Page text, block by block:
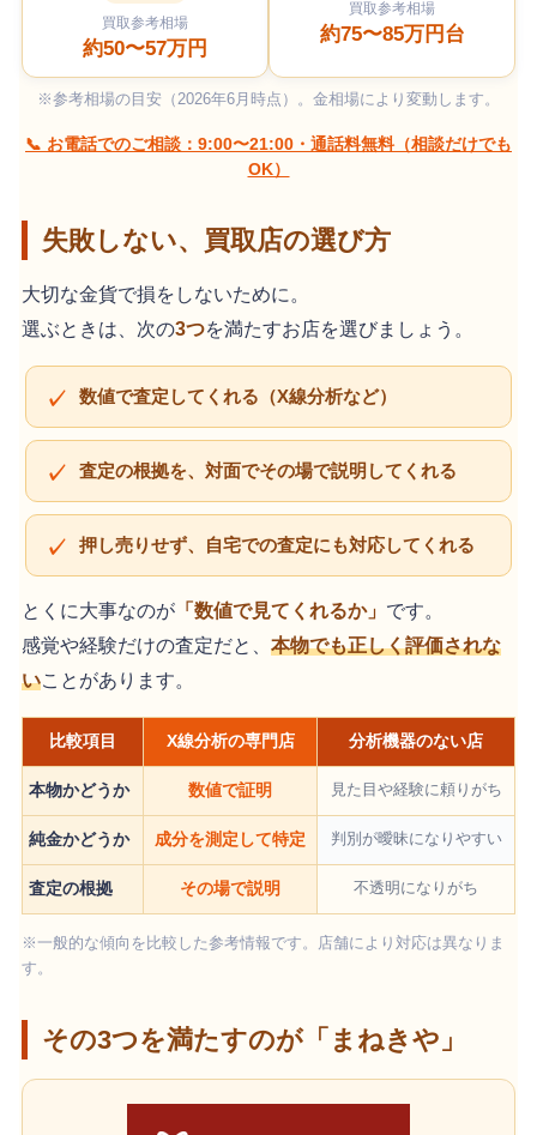
買取参考相場
約50〜57万円
買取参考相場
約75〜85万円台
※参考相場の目安（2026年6月時点）。金相場により変動します。
📞 お電話でのご相談：9:00〜21:00・通話料無料（相談だけでも
OK）
失敗しない、買取店の選び方
大切な金貨で損をしないために。
選ぶときは、次の3つを満たすお店を選びましょう。
数値で査定してくれる（X線分析など）
査定の根拠を、対面でその場で説明してくれる
押し売りせず、自宅での査定にも対応してくれる
とくに大事なのが 「数値で見てくれるか」 です。
感覚や経験だけの査定だと、 本物でも正しく評価されな
いことがあります。
比較項目 X線分析の専門店 分析機器のない店
本物かどうか 数値で証明 見た目や経験に頼りがち
純金かどうか 成分を測定して特定 判別が曖昧になりやすい
査定の根拠 その場で説明 不透明になりがち
※一般的な傾向を比較した参考情報です。店舗により対応は異なりま
す。
その3つを満たすのが「まねきや」